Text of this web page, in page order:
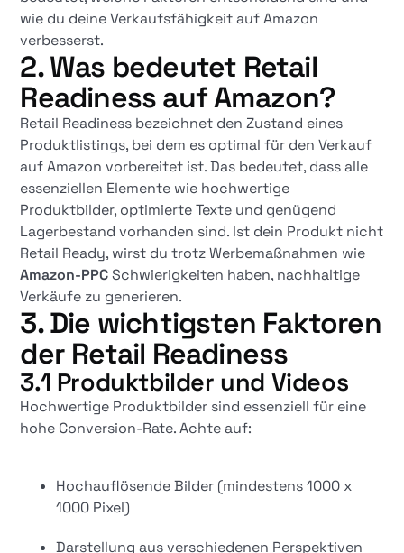
wie du deine Verkaufsfähigkeit auf Amazon
verbesserst.
2. Was bedeutet Retail
Readiness auf Amazon?
Retail Readiness bezeichnet den Zustand eines
Produktlistings, bei dem es optimal für den Verkauf
auf Amazon vorbereitet ist. Das bedeutet, dass alle
essenziellen Elemente wie hochwertige
Produktbilder, optimierte Texte und genügend
Lagerbestand vorhanden sind. Ist dein Produkt nicht
Retail Ready, wirst du trotz Werbemaßnahmen wie
Amazon-PPCSchwierigkeiten haben, nachhaltige
Verkäufe zu generieren.
3. Die wichtigsten Faktoren
der Retail Readiness
3.1 Produktbilder und Videos
Hochwertige Produktbilder sind essenziell für eine
hohe Conversion-Rate. Achte auf:
Hochauflösende Bilder (mindestens 1000 x
1000 Pixel)
Darstellung aus verschiedenen Perspektiven